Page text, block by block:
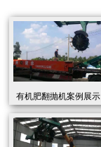
有机肥翻抛机案例展示